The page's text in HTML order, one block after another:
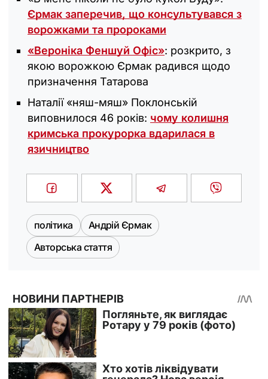
Єрмак заперечив, що консультувався з
ворожками та пророками
«Вероніка Феншуй Офіс»: розкрито, з
якою ворожкою Єрмак радився щодо
призначення Татарова
Наталії «няш-мяш» Поклонській
виповнилося 46 років: чому колишня
кримська прокурорка вдарилася в
язичництво
політика
Андрій Єрмак
Авторська стаття